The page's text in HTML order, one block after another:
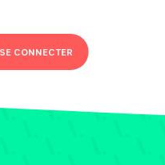
CONNECTER